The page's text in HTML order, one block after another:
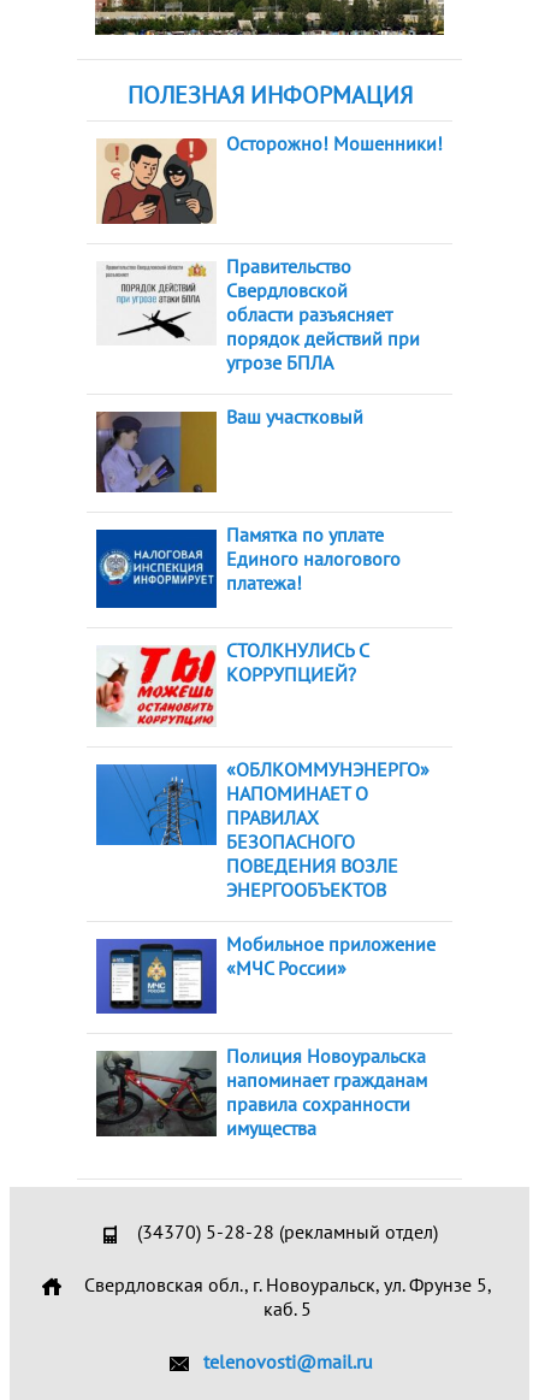
ПОЛЕЗНАЯ ИНФОРМАЦИЯ
Осторожно! Мошенники!
Правительство
Свердловской
области разъясняет
порядок действий при
угрозе БПЛА
Ваш участковый
Памятка по уплате
Единого налогового
платежа!
СТОЛКНУЛИСЬ С
КОРРУПЦИЕЙ?
«ОБЛКОММУНЭНЕРГО»
НАПОМИНАЕТ О
ПРАВИЛАХ
БЕЗОПАСНОГО
ПОВЕДЕНИЯ ВОЗЛЕ
ЭНЕРГООБЪЕКТОВ
Мобильное приложение
«МЧС России»
Полиция Новоуральска
напоминает гражданам
правила сохранности
имущества
(34370) 5-28-28 (рекламный отдел)
Свердловская обл., г. Новоуральск, ул. Фрунзе 5,
каб. 5
telenovosti@mail.ru